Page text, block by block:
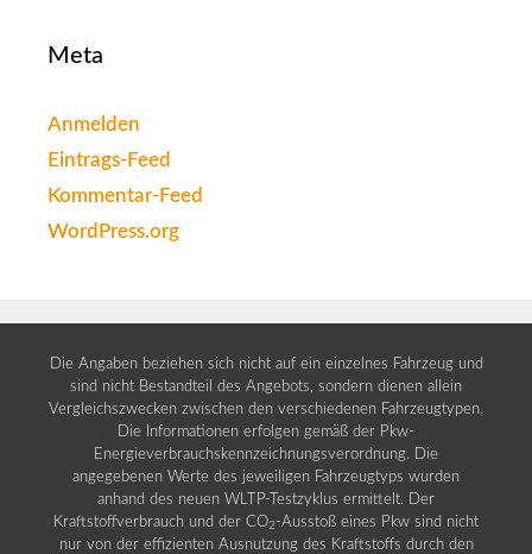
Meta
Anmelden
Eintrags-Feed
Kommentar-Feed
WordPress.org
Die Angaben beziehen sich nicht auf ein einzelnes Fahrzeug und
sind nicht Bestandteil des Angebots, sondern dienen allein
Vergleichszwecken zwischen den verschiedenen Fahrzeugtypen.
Die Informationen erfolgen gemäß der Pkw-
Energieverbrauchskennzeichnungsverordnung. Die
angegebenen Werte des jeweiligen Fahrzeugtyps wurden
anhand des neuen WLTP-Testzyklus ermittelt. Der
Kraftstoffverbrauch und der CO2 -Ausstoß eines Pkw sind nicht
nur von der effizienten Ausnutzung des Kraftstoffs durch den